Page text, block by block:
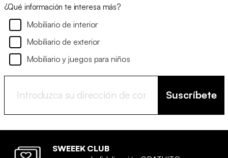
¿Qué información te interesa más?
Mobiliario de interior
Mobiliario de exterior
Mobiliario y juegos para niños
Suscríbete
SWEEEK CLUB